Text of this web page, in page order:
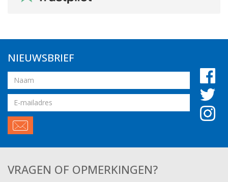
NIEUWSBRIEF
Naam
Email
VRAGEN OF OPMERKINGEN?